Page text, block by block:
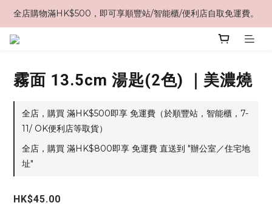
全店購物滿HK$500，即可享順豐站/智能櫃/便利店自取免運費。
霧面 13.5cm 湯匙(2色) ｜美濃燒
全店，購買 滿HK$500即享 免運費（於順豐站，智能櫃，7-
11/ OK便利店等取貨）
全店，購買 滿HK$800即享 免運費 直送到 "辦公室／住宅地
址"
HK$45.00